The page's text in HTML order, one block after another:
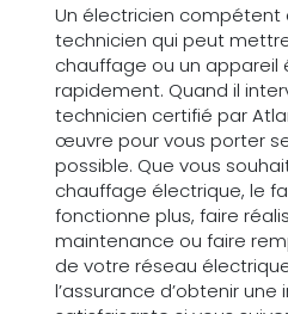
Un électricien compétent
technicien qui peut
chauffage ou un appareil
rapidement. Quand il
technicien certifié par
œuvre pour vous porter
possible. Que vous
chauffage électrique, le
fonctionne plus, faire
maintenance ou faire
de votre réseau
l’assurance d’obtenir une